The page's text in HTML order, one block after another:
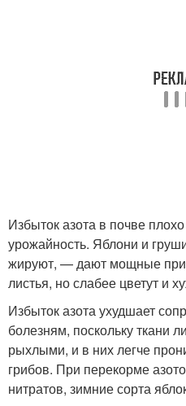
Избыток азота в почве
урожайность. Яблони и
жируют, — дают мощные
листья, но слабее цветут и
Избыток азота ухудшает
болезням, поскольку ткани
рыхлыми, и в них легче
грибов. При перекорме
нитратов, зимние сорта